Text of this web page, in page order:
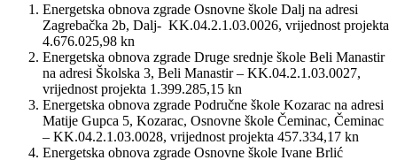
Energetska obnova zgrade Osnovne škole Dalj na adresi
Zagrebačka 2b, Dalj- KK.04.2.1.03.0026, vrijednost projekta
4.676.025,98 kn
Energetska obnova zgrade Druge srednje škole Beli Manastir
na adresi Školska 3, Beli Manastir – KK.04.2.1.03.0027,
vrijednost projekta 1.399.285,15 kn
Energetska obnova zgrade Područne škole Kozarac na adresi
Matije Gupca 5, Kozarac, Osnovne škole Čeminac, Čeminac
– KK.04.2.1.03.0028, vrijednost projekta 457.334,17 kn
Energetska obnova zgrade Osnovne škole Ivane Brlić